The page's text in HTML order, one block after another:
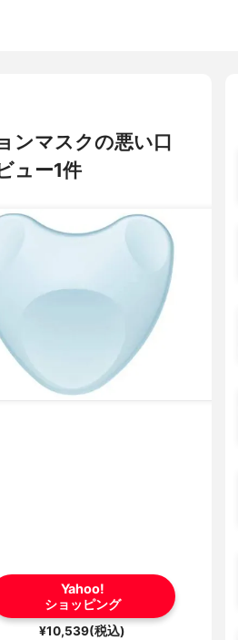
ンマスクの悪い口
ュー1件
Yahoo!
ショッピング
¥10,539(税込)